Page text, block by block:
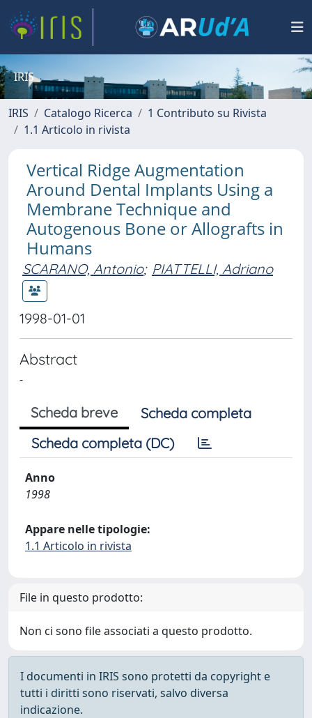
IRIS
IRIS Catalogo Ricerca
1 Contributo su Rivista
1.1 Articolo in rivista
Vertical Ridge Augmentation
Around Dental Implants Using a
Membrane Technique and
Autogenous Bone or Allografts in
Humans
SCARANO, Antonio; PIATTELLI, Adriano
1998-01-01
Abstract
-
Scheda breve
Scheda completa
Scheda completa (DC)
Anno
1998
Appare nelle tipologie:
1.1 Articolo in rivista
File in questo prodotto:
Non ci sono file associati a questo prodotto.
I documenti in IRIS sono protetti da copyright e
tutti i diritti sono riservati, salvo diversa
indicazione.